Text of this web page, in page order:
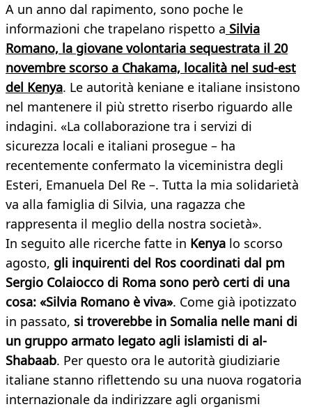
A un anno dal rapimento, sono poche le
informazioni che trapelano rispetto a Silvia
Romano, la giovane volontaria sequestrata il 20
novembre scorso a Chakama, località nel sud-est
del Kenya. Le autorità keniane e italiane insistono
nel mantenere il più stretto riserbo riguardo alle
indagini. «La collaborazione tra i servizi di
sicurezza locali e italiani prosegue – ha
recentemente confermato la viceministra degli
Esteri, Emanuela Del Re –. Tutta la mia solidarietà
va alla famiglia di Silvia, una ragazza che
rappresenta il meglio della nostra società».
In seguito alle ricerche fatte in Kenya lo scorso
agosto, gli inquirenti del Ros coordinati dal pm
Sergio Colaiocco di Roma sono però certi di una
cosa: «Silvia Romano è viva». Come già ipotizzato
in passato, si troverebbe in Somalia nelle mani di
un gruppo armato legato agli islamisti di al-
Shabaab. Per questo ora le autorità giudiziarie
italiane stanno riflettendo su una nuova rogatoria
internazionale da indirizzare agli organismi